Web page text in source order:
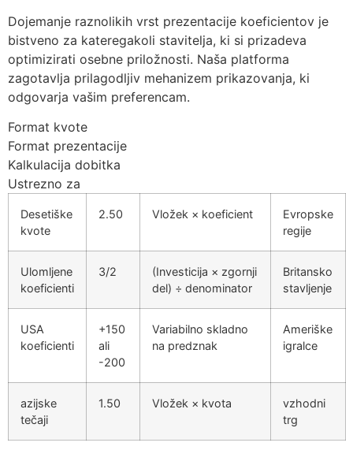
Dojemanje raznolikih vrst prezentacije koeficientov je
bistveno za kateregakoli stavitelja, ki si prizadeva
optimizirati osebne priložnosti. Naša platforma
zagotavlja prilagodljiv mehanizem prikazovanja, ki
odgovarja vašim preferencam.
Format kvote
Format prezentacije
Kalkulacija dobitka
Ustrezno za
Desetiške
kvote
2.50 Vložek × koeficient
Evropske
regije
Ulomljene
koeficienti
3/2
(Investicija × zgornji
del) ÷ denominator
Britansko
stavljenje
USA
koeficienti
+150
ali
-200
Variabilno skladno
na predznak
Ameriške
igralce
azijske
tečaji
1.50 Vložek × kvota
vzhodni
trg